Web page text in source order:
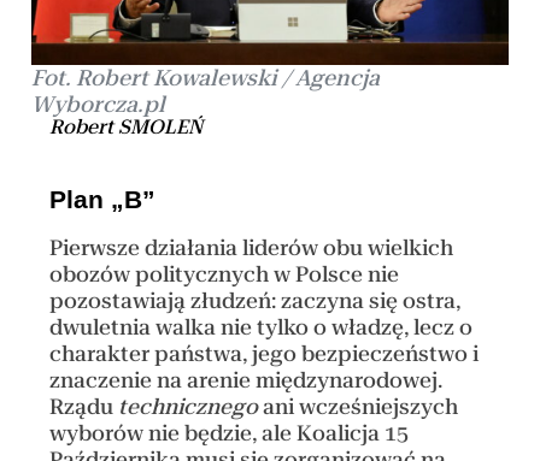
Fot. Robert Kowalewski / Agencja
Wyborcza.pl
Robert SMOLEŃ
Plan „B”
Pierwsze działania liderów obu wielkich
obozów politycznych w Polsce nie
pozostawiają złudzeń: zaczyna się ostra,
dwuletnia walka nie tylko o władzę, lecz o
charakter państwa, jego bezpieczeństwo i
znaczenie na arenie międzynarodowej.
Rządu technicznegoani wcześniejszych
wyborów nie będzie, ale Koalicja 15